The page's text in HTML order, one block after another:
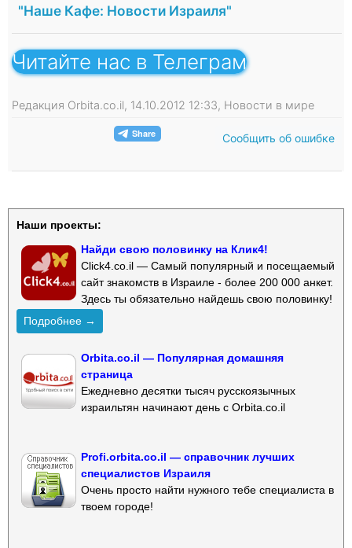
"Наше Кафе: Новости Израиля"
Читайте нас в Телеграм
Редакция Orbita.co.il, 14.10.2012 12:33, Новости в мире
Сообщить об ошибке
Наши проекты:
Найди свою половинку на Клик4!
Click4.co.il — Самый популярный и посещаемый
сайт знакомств в Израиле - более 200 000 анкет.
Здесь ты обязательно найдешь свою половинку!
Подробнее →
Orbita.co.il — Популярная домашняя
страница
Ежедневно десятки тысяч русскоязычных
израильтян начинают день с Orbita.co.il
Profi.orbita.co.il — справочник лучших
специалистов Израиля
Очень просто найти нужного тебе специалиста в
твоем городе!